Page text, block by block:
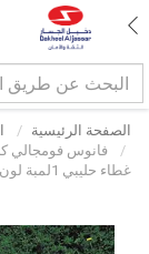
الصفحة الرئيسية
غطاء حليبي 1لمبة لون إضاءة أصفر